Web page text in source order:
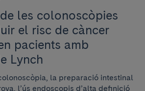
les colonoscòpies
el risc de càncer
pacients amb
Lynch
la preparació intestinal
l’ús endoscopis d’alta definició